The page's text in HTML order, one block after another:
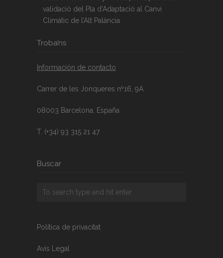
validació del Pla d’Adaptació al Canvi
Climàtic de l’Alt Palància
Troba’ns
Información de contacto
Carrer de les Jonqueres nº16, 9A
08003 Barcelona, España
T. (+34) 93 315 21 47
Buscar
Política de privacitat
Avís Legal